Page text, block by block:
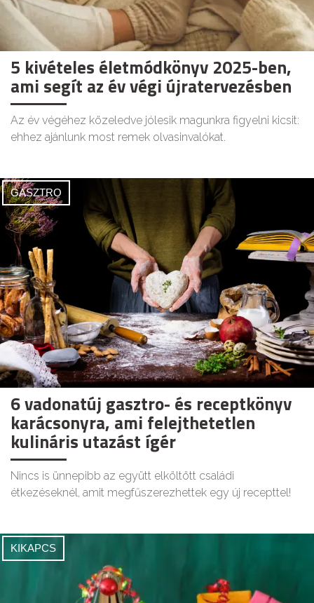
5 kivételes életmódkönyv 2025-ben,
ami segít az év végi újratervezésben
Az év végéhez közeledve jólesik magunkra figyelni kicsit:
ehhez ajánlunk most remek olvasinvalókat.
GASZTRO
6 vadonatúj gasztro- és receptkönyv
karácsonyra, ami felejthetetlen
kulináris utazást ígér
Nincs is ünnepibb az együtt elköltött családi
étkezéseknél, amit megfűszerezhettek egy új recepttel!
KIKAPCS